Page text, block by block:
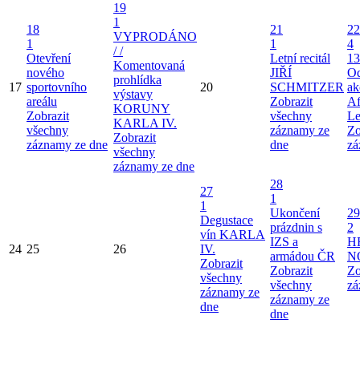
17
18
1
Otevření
nového
sportovního
areálu
Zobrazit
všechny
záznamy ze dne
19
1
VYPRODÁNO
/ /
Komentovaná
prohlídka
výstavy
KORUNY
KARLA IV.
Zobrazit
všechny
záznamy ze dne
20
21
1
Letní recitál
JIŘÍ
SCHMITZER
Zobrazit
všechny
záznamy ze
dne
22
4
24 25 26
27
1
Degustace
vín KARLA
IV.
Zobrazit
všechny
záznamy ze
dne
28
1
Ukončení
prázdnin s
IZS a
armádou ČR
Zobrazit
všechny
záznamy ze
dne
29
2